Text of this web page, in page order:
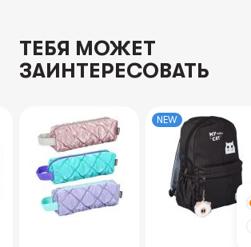
ТЕБЯ МОЖЕТ
ЗАИНТЕРЕСОВАТЬ
NEW